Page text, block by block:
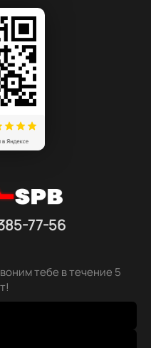
77-56
тебе в течение 5